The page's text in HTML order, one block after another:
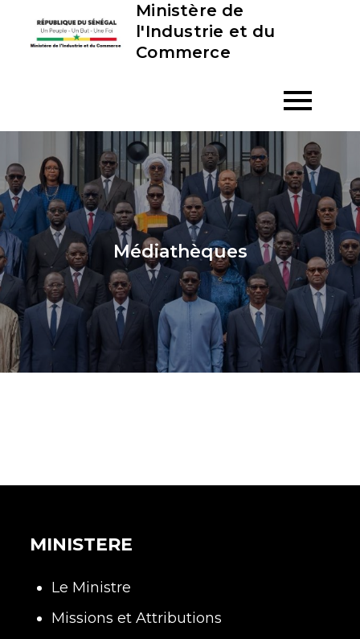
Ministère de
l'Industrie et du
Commerce
Médiathèques
MINISTERE
Le Ministre
Missions et Attributions